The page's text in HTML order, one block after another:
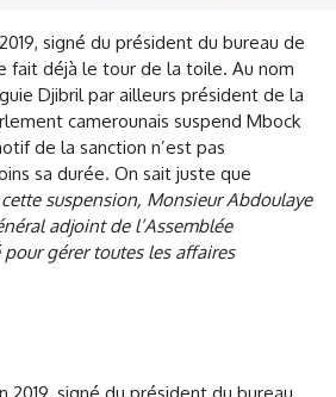
signé du président du bureau de
fait déjà le tour de la toile. Au nom
Djibril par ailleurs président de la
camerounais suspend Mbock
de la sanction n’est pas
sa durée. On sait juste que
suspension, Monsieur Abdoulaye
adjoint de l’Assemblée
gérer toutes les affaires